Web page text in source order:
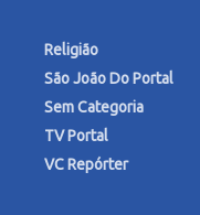
Religião
São João Do Portal
Sem Categoria
TV Portal
VC Repórter